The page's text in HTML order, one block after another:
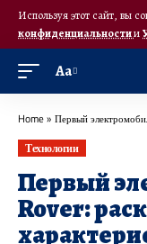
Используя этот сайт, вы
конфиденциальностии
Аа
Home » Первый
Технологии
Первый
Rover: